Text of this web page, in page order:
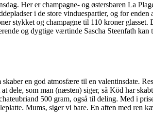
Her er champagne- og østersbaren La
i de store vinduespartier, og for enden
stykket og champagne til 110 kroner glasset.
og dygtige værtinde Sascha Steenfath
en god atmosfære til en valentinsdate.
som man (næsten) siger, så Köd har
500 gram, også til deling. Med i
Mums, siger vi bare. En aften med ren